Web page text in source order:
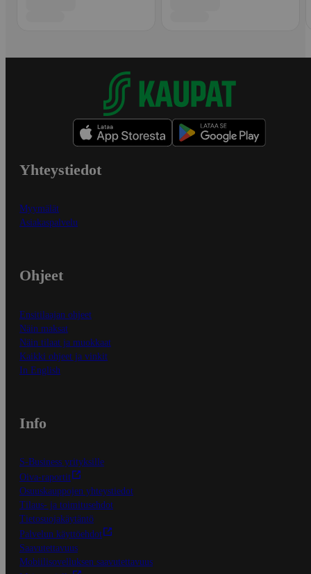
Yhteystiedot
Myymälät
Asiakaspalvelu
Ohjeet
Ensitilaajan ohjeet
Näin maksat
Näin tilaat ja muokkaat
Kaikki ohjeet ja vinkit
In English
Info
S-Business yrityksille
Oiva-raportit
Osuuskauppojen yhteystiedot
Tilaus- ja toimitusehdot
Tietosuojakäytäntö
Palvelun käyttöehdot
Saavutettavuus
Mobiilisovelluksen saavutettavuus